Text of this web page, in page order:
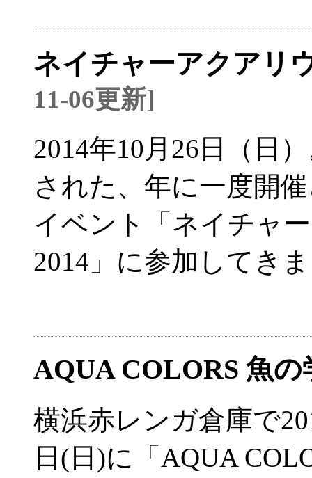
ネイチャーアクアリ
11-06更新]
2014年10月26日（日
された、年に一度開
イベント「ネイチャ
2014」に参加してき
AQUA COLORS 魚
横浜赤レンガ倉庫で
日(日)に「AQUA